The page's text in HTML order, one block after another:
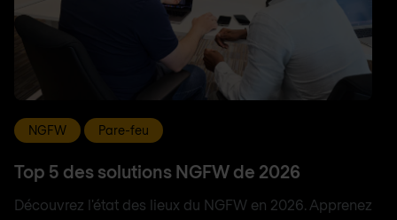
NGFW Pare-feu
Top 5 des solutions NGFW de 2026
Découvrez l'état des lieux du NGFW en 2026. Apprenez